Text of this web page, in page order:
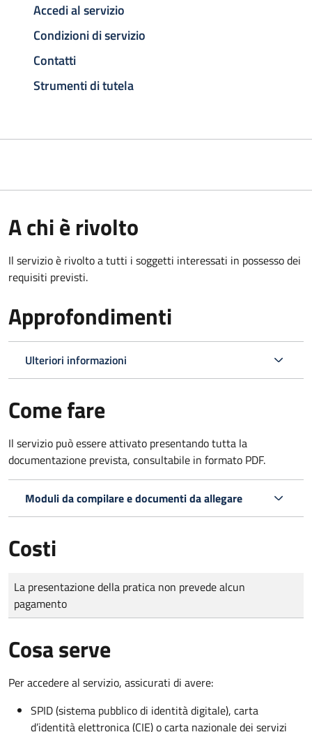
Accedi al servizio
Condizioni di servizio
Contatti
Strumenti di tutela
A chi è rivolto
Il servizio è rivolto a tutti i soggetti interessati in possesso dei
requisiti previsti.
Approfondimenti
Ulteriori informazioni
Come fare
Il servizio può essere attivato presentando tutta la
documentazione prevista, consultabile in formato PDF.
Moduli da compilare e documenti da allegare
Costi
Tipo di pagamento
Importo
La presentazione della pratica non prevede alcun
pagamento
Cosa serve
Per accedere al servizio, assicurati di avere:
SPID (sistema pubblico di identità digitale), carta
d’identità elettronica (CIE) o carta nazionale dei servizi